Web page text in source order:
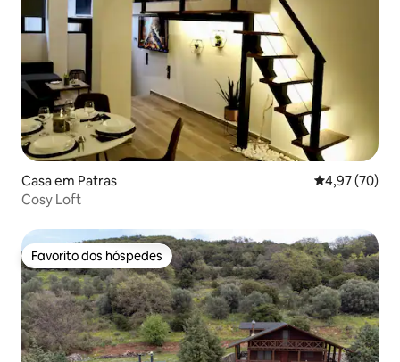
Casa em Patras Classificação
4,97 (70)
Cosy Loft
Favorito dos hóspedes
Favorito dos hóspedes